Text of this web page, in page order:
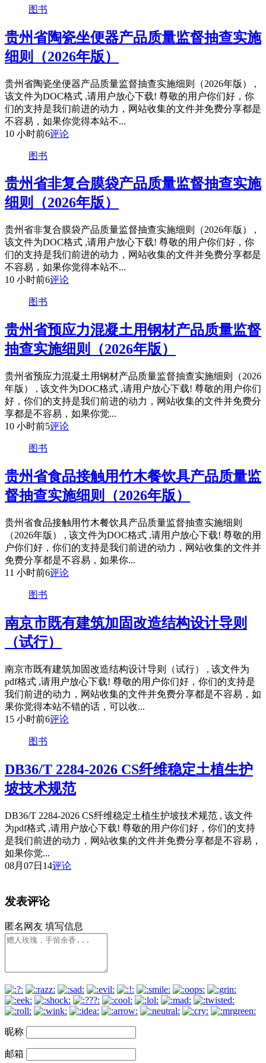
图书
贵州省陶瓷坐便器产品质量监督抽查实施
细则（2026年版）
贵州省陶瓷坐便器产品质量监督抽查实施细则（2026年版） ,
该文件为DOC格式 ,请用户放心下载! 尊敬的用户你们好，你
们的支持是我们前进的动力，网站收集的文件并免费分享都是
不容易，如果你觉得本站不...
10 小时前6评论
图书
贵州省非复合膜袋产品质量监督抽查实施
细则（2026年版）
贵州省非复合膜袋产品质量监督抽查实施细则（2026年版） ,
该文件为DOC格式 ,请用户放心下载! 尊敬的用户你们好，你
们的支持是我们前进的动力，网站收集的文件并免费分享都是
不容易，如果你觉得本站不...
10 小时前6评论
图书
贵州省预应力混凝土用钢材产品质量监督
抽查实施细则（2026年版）
贵州省预应力混凝土用钢材产品质量监督抽查实施细则（2026
年版） , 该文件为DOC格式 ,请用户放心下载! 尊敬的用户你们
好，你们的支持是我们前进的动力，网站收集的文件并免费分
享都是不容易，如果你觉...
10 小时前5评论
图书
贵州省食品接触用竹木餐饮具产品质量监
督抽查实施细则（2026年版）
贵州省食品接触用竹木餐饮具产品质量监督抽查实施细则
（2026年版） , 该文件为DOC格式 ,请用户放心下载! 尊敬的用
户你们好，你们的支持是我们前进的动力，网站收集的文件并
免费分享都是不容易，如果你...
11 小时前6评论
图书
南京市既有建筑加固改造结构设计导则
（试行）
南京市既有建筑加固改造结构设计导则（试行） , 该文件为
pdf格式 ,请用户放心下载! 尊敬的用户你们好，你们的支持是
我们前进的动力，网站收集的文件并免费分享都是不容易，如
果你觉得本站不错的话，可以收...
15 小时前6评论
图书
DB36/T 2284-2026 CS纤维稳定土植生护
坡技术规范
DB36/T 2284-2026 CS纤维稳定土植生护坡技术规范 , 该文件
为pdf格式 ,请用户放心下载! 尊敬的用户你们好，你们的支持
是我们前进的动力，网站收集的文件并免费分享都是不容易，
如果你觉...
08月07日 14评论
发表评论
匿名网友 填写信息
昵称
邮箱